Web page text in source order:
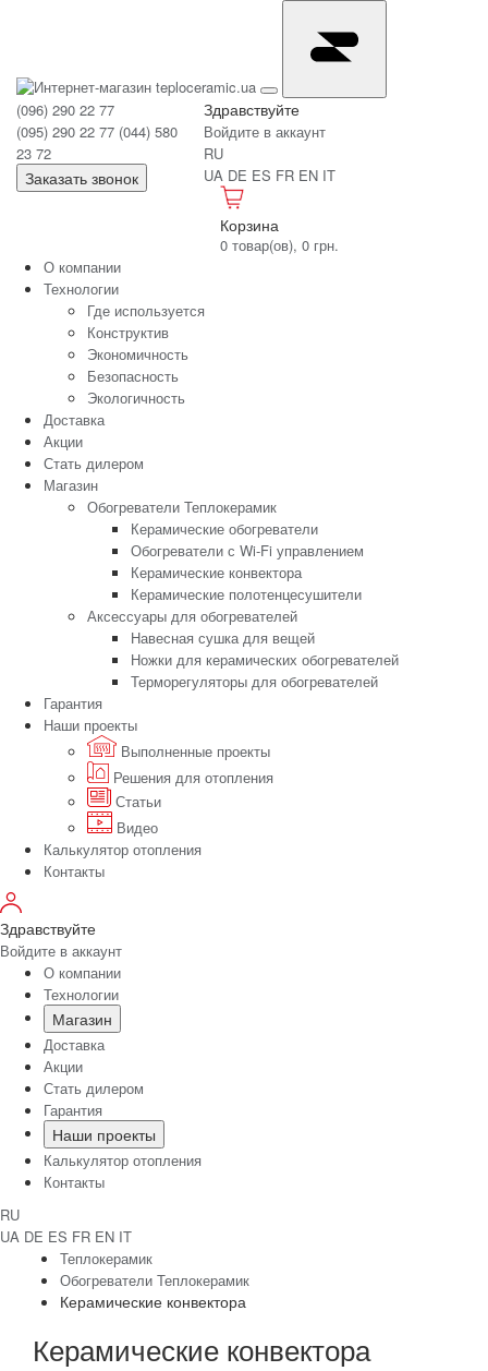
(096) 290 22 77
(095) 290 22 77 (044) 580
23 72
Заказать звонок
Здравствуйте
Войдите в аккаунт
RU
UA DE ES FR EN IT
Корзина
0 товар(ов), 0 грн.
О компании
Технологии
Где используется
Конструктив
Экономичность
Безопасность
Экологичность
Доставка
Акции
Стать дилером
Магазин
Обогреватели Теплокерамик
Керамические обогреватели
Обогреватели с Wi-Fi управлением
Керамические конвектора
Керамические полотенцесушители
Аксессуары для обогревателей
Навесная сушка для вещей
Ножки для керамических обогревателей
Терморегуляторы для обогревателей
Гарантия
Наши проекты
Выполненные проекты
Решения для отопления
Статьи
Видео
Калькулятор отопления
Контакты
Здравствуйте
Войдите в аккаунт
О компании
Технологии
Магазин
Доставка
Акции
Стать дилером
Гарантия
Наши проекты
Калькулятор отопления
Контакты
RU
UA DE ES FR EN IT
Теплокерамик
Обогреватели Теплокерамик
Керамические конвектора
Керамические конвектора